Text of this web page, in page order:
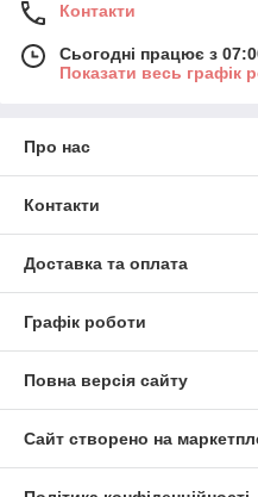
Контакти
Сьогодні працює з
Показати весь графік
Про нас
Контакти
Доставка та оплата
Графік роботи
Повна версія сайту
Сайт створено на